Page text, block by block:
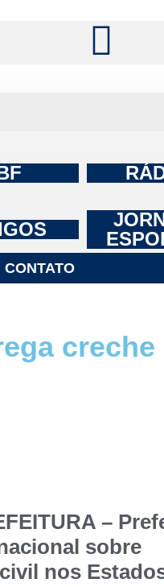
CONTATO
creche
–
sobre
nos